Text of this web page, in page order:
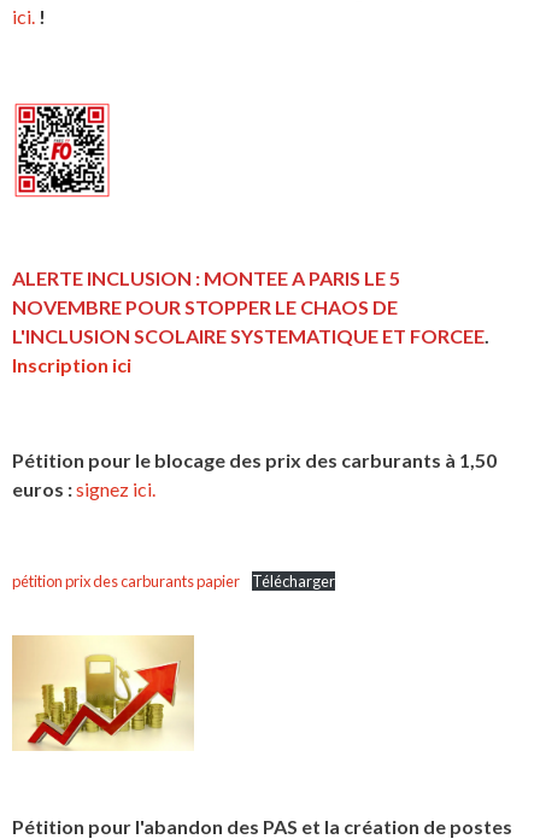
ici. !
ALERTE INCLUSION : MONTEE A PARIS LE 5
NOVEMBRE POUR STOPPER LE CHAOS DE
L'INCLUSION SCOLAIRE SYSTEMATIQUE ET FORCEE
Inscription ici
Pétition pour le blocage des prix des carburants à 1,50
euros :signez ici.
pétition prix des carburants papier Télécharger
Pétition pour l'abandon des PAS et la création de postes